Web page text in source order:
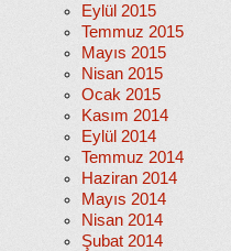
Eylül 2015
Temmuz 2015
Mayıs 2015
Nisan 2015
Ocak 2015
Kasım 2014
Eylül 2014
Temmuz 2014
Haziran 2014
Mayıs 2014
Nisan 2014
Şubat 2014